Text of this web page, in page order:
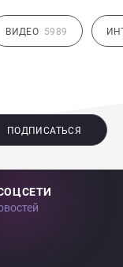
ВИДЕО 5989
ПОДПИСАТЬСЯ